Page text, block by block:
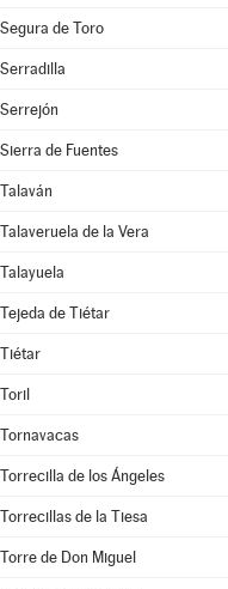
Segura de Toro
Serradilla
Serrejón
Sierra de Fuentes
Talaván
Talaveruela de la Vera
Talayuela
Tejeda de Tiétar
Tiétar
Toril
Tornavacas
Torrecilla de los Ángeles
Torrecillas de la Tiesa
Torre de Don Miguel